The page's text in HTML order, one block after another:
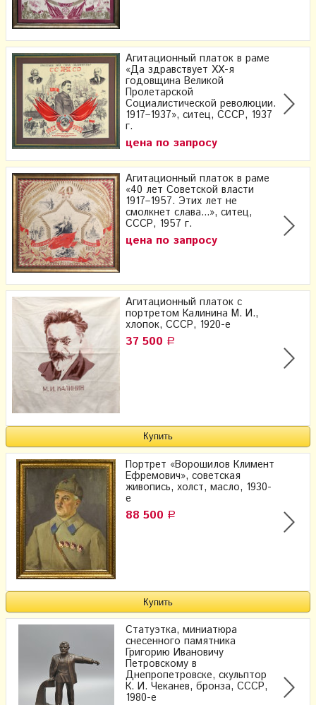
Агитационный платок в раме
«Да здравствует XX-я
годовщина Великой
Пролетарской
Социалистической революции.
1917–1937», ситец, СССР, 1937
г.
цена по запросу
Агитационный платок в раме
«40 лет Советской власти
1917–1957. Этих лет не
смолкнет слава...», ситец,
СССР, 1957 г.
цена по запросу
Агитационный платок с
портретом Калинина М. И.,
хлопок, СССР, 1920-е
37 500 Р
Портрет «Ворошилов Климент
Ефремович», советская
живопись, холст, масло, 1930-
е
88 500 Р
Статуэтка, миниатюра
снесенного памятника
Григopию Ивановичу
Петpoвcкому в
Днепропетровске, скульптор
К. И. Чеканев, бронза, СССР,
1980-е